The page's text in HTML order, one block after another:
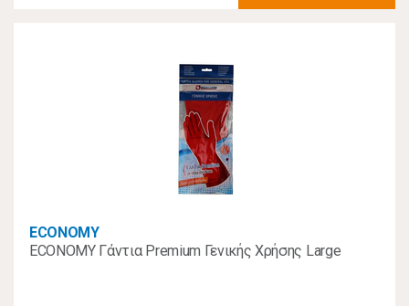
ECONOMY
ECONOMY Γάντια Premium Γενικής Χρήσης Large